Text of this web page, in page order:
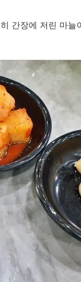
간장에 저린 마